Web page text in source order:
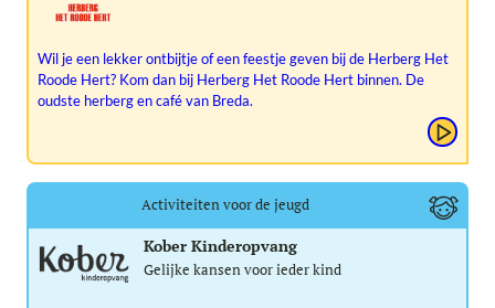
Wil je een lekker ontbijtje of een feestje geven bij de Herberg Het
Roode Hert? Kom dan bij Herberg Het Roode Hert binnen. De
oudste herberg en café van Breda.
Activiteiten voor de jeugd
Kober Kinderopvang
Gelijke kansen voor ieder kind